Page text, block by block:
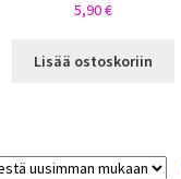
5,90€
Lisää ostoskoriin